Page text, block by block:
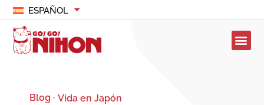
ESPAÑOL
Blog · Vida en Japón